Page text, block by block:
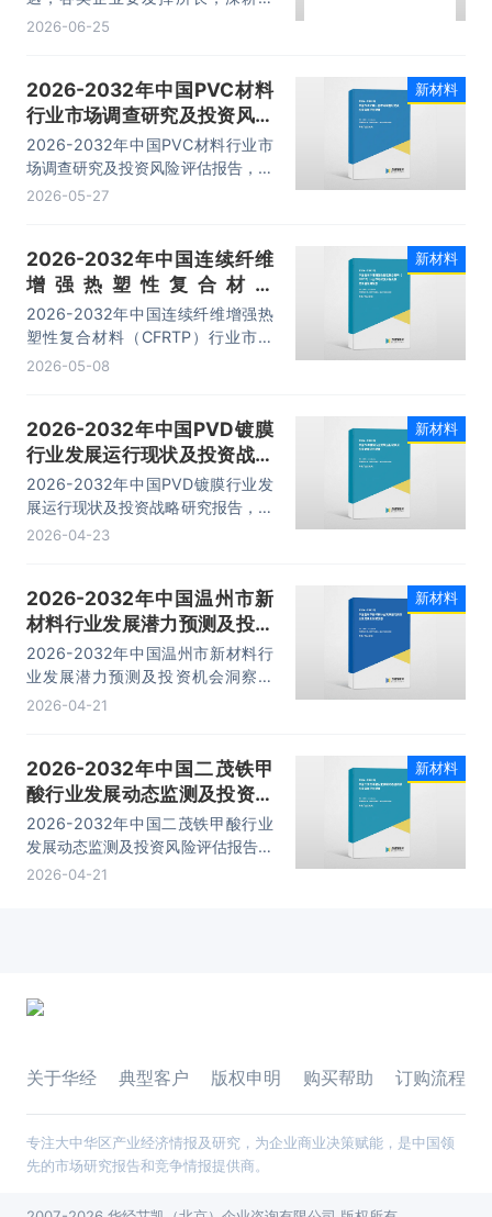
业、加码研发，在助力AI产业壮大的
2026-06-25
2026-2032年中国PVC材料
行业市场调查研究及投资风险
评估报告
2026-2032年中国PVC材料行业市
场调查研究及投资风险评估报告，主
要包括行业竞争格局分析、重点企业
2026-05-27
新材料
2026-2032年中国连续纤维
增强热塑性复合材料
（CFRTP）行业市场深度分
析及投资价值预测报告
2026-2032年中国连续纤维增强热
塑性复合材料（CFRTP）行业市场
深度分析及投资价值预测报告，主要
投资机会分析、投资策略与可持续发
展建议等内容。
2026-05-08
新材料
2026-2032年中国PVD镀膜
行业发展运行现状及投资战略
研究报告
2026-2032年中国PVD镀膜行业发
展运行现状及投资战略研究报告，主
要包括行业重点企业竞争力分析、市
容。
2026-04-23
新材料
2026-2032年中国温州市新
材料行业发展潜力预测及投资
机会洞察测告
2026-2032年中国温州市新材料行
业发展潜力预测及投资机会洞察测
告，主要包括产业细分领域分析、生
容。
2026-04-21
新材料
2026-2032年中国二茂铁甲
酸行业发展动态监测及投资风
险评估报告
2026-2032年中国二茂铁甲酸行业
发展动态监测及投资风险评估报告，
主要包括企业及竞争格局、投资建
2026-04-21
新材料
关于华经 典型客户 版权申明 购买帮助 订购流程
专注大中华区产业经济情报及研究，为企业商业决策赋能，是中国领
先的市场研究报告和竞争情报提供商。